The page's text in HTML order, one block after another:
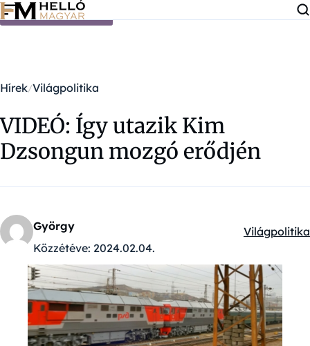
Ugrás a tartalomra
Hírek Világpolitika
VIDEÓ: Így utazik Kim
Dzsongun mozgó erődjén
György
Közzétéve: 2024.02.04.
Kategóriák:
Világpolitika